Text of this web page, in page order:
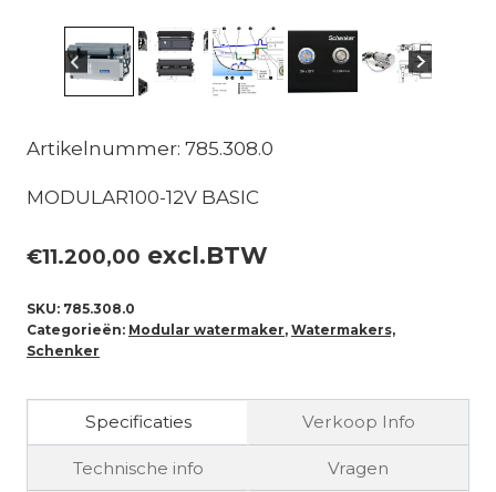
Artikelnummer: 785.308.0
MODULAR100-12V BASIC
€11.200,00 excl.BTW
SKU: 785.308.0
Categorieën: Modular watermaker, Watermakers,
Schenker
Specificaties Verkoop Info
Technische info Vragen